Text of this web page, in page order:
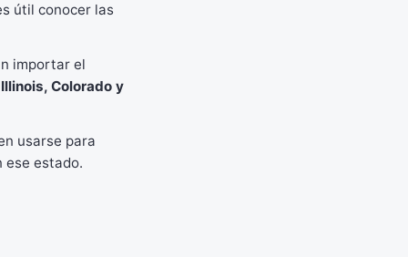
útil conocer las
importar el
Colorado y
usarse para
ese estado.